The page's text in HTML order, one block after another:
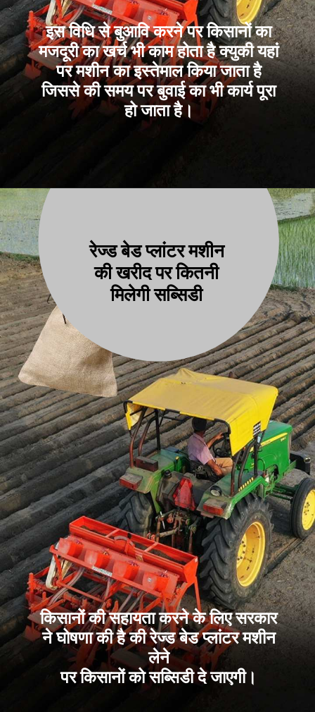
इस विधि से बुआवि करने पर किसानों का
मजदूरी का खर्च भी काम होता है क्युकी यहां
पर मशीन का इस्तेमाल किया जाता है
जिससे की समय पर बुवाई का भी कार्य पूरा
हो जाता है।
किसानों की सहायता करने के लिए सरकार
ने घोषणा की है की रेज्ड बेड प्लांटर मशीन
लेने
पर किसानों को सब्सिडी दे जाएगी।
रेज्ड बेड प्लांटर मशीन
की खरीद पर कितनी
मिलेगी सब्सिडी